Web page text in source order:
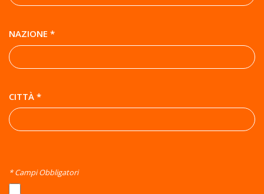
NAZIONE *
CITTÀ *
* Campi Obbligatori